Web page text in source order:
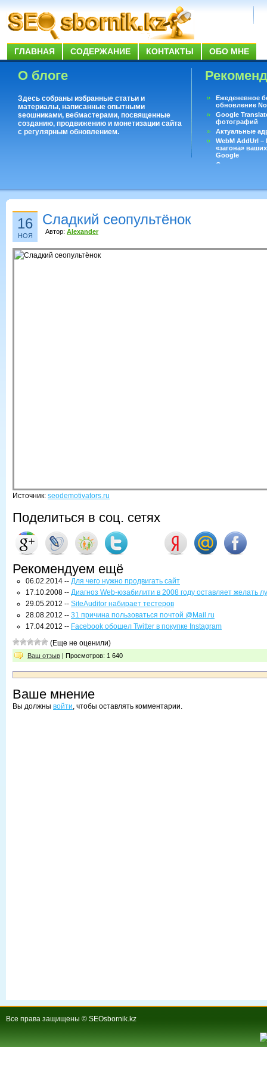
ГЛАВНАЯ СОДЕРЖАНИЕ КОНТАКТЫ ОБО МНЕ
О блоге
Здесь собраны избранные статьи и
материалы, написанные опытными
seoшниками, вебмастерами, посвященные
созданию, продвижению и монетизации сайта
с регулярным обновлением.
Ежеденевное
обновление
Google
фотографий
Актуальные
WebM AddUrl
«загона»
Google
Существует
16
НОЯ
Сладкий сеопультёнок
Автор: Alexander
Источник: seodemotivators.ru
Поделиться в соц. сетях
Рекомендуем ещё
06.02.2014 -- Для чего нужно продвигать сайт
17.10.2008 -- Диагноз Web-юзабилити в 2008 году оставляет желать
29.05.2012 -- SiteAuditor набирает тестеров
28.08.2012 -- 31 причина пользоваться почтой @Mail.ru
17.04.2012 -- Facebook обошел Twitter в покупке Instagram
(Еще не оценили)
Ваш отзыв | Просмотров: 1 640
Ваше мнение
Вы должны войти, чтобы оставлять комментарии.
Все права защищены © SEOsbornik.kz